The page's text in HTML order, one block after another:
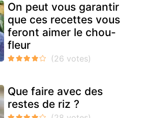
On peut vous garantir
que ces recettes vous
feront aimer le chou-
fleur
Que faire avec des
restes de riz ?